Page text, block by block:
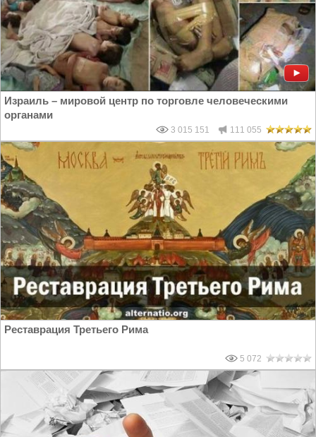
Израиль – мировой центр по торговле человеческими
органами
3 015 151 111 055
Реставрация Третьего Рима
5 072